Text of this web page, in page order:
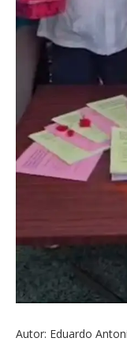
Autor: Eduardo